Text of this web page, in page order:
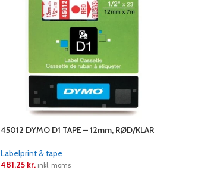
45012 DYMO D1 TAPE – 12mm, RØD/KLAR
Labelprint & tape
481,25 kr. inkl. moms